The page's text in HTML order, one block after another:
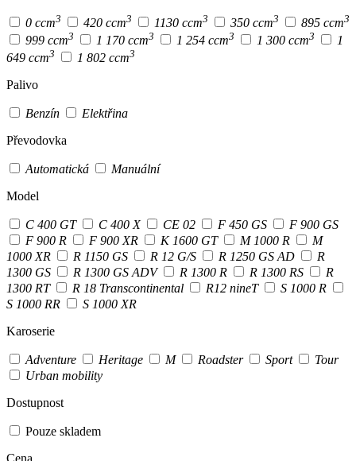
0 ccm3 420 ccm3 1130 ccm3 350 ccm3 895 ccm3
999 ccm3 1 170 ccm3 1 254 ccm3 1 300 ccm3
1
649 ccm3 1 802 ccm3
Palivo
Benzín
Elektřina
Převodovka
Automatická
Manuální
Model
C 400 GT C 400 X CE 02 F 450 GS
F 900 GS
F 900 R
F 900 XR K 1600 GT M 1000 R
M
1000 XR
R 1150 GS R 12 G/S R 1250 GS AD
R
1300 GS
R 1300 GS ADV R 1300 R R 1300 RS
R
1300 RT
R 18 Transcontinental R12 nineT
S 1000 R
S 1000 RR
S 1000 XR
Karoserie
Adventure Heritage M Roadster Sport
Tour
Urban mobility
Dostupnost
Pouze skladem